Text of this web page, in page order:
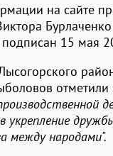
на сайте
15 мая
отметили
укрепление
между народами".